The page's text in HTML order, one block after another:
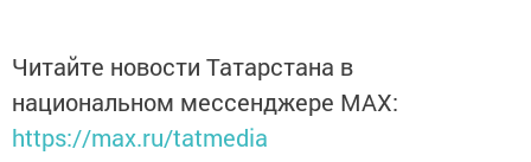
Читайте новости Татарстана в
национальном мессенджере MАХ:
https://max.ru/tatmedia